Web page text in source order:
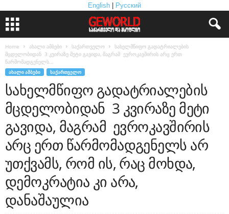
English Русский
Home ახალი ამბები საქართველო
სახელმწიფო გადატრიალების
მცდელობიდან 3 კვირაზე მეტი გავიდა, მაგრამ ევროკავშირის არც ერთ
წარმომადგენელს...
ᲐᲮᲐᲚᲘ ᲐᲛᲑᲔᲑᲘ ᲡᲐᲥᲐᲠᲗᲕᲔᲚᲝ
სახელმწიფო გადატრიალების
მცდელობიდან 3 კვირაზე მეტი
გავიდა, მაგრამ ევროკავშირის
არც ერთ წარმომადგენელს არ
უთქვამს, რომ ის, რაც მოხდა,
დემოკრატია კი არა,
დანაშაულია